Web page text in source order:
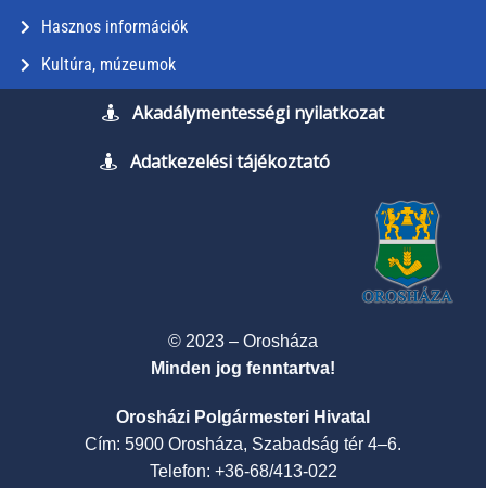
Hasznos információk
Kultúra, múzeumok
Akadálymentességi nyilatkozat
Adatkezelési tájékoztató
© 2023 – Orosháza
Minden jog fenntartva!
Orosházi Polgármesteri Hivatal
Cím: 5900 Orosháza, Szabadság tér 4–6.
Telefon: +36-68/413-022